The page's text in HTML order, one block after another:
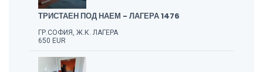
ТРИСТАЕН ПОД НАЕМ - ЛАГЕРА 1476
ГР.СОФИЯ, Ж.К. ЛАГЕРА
650 EUR